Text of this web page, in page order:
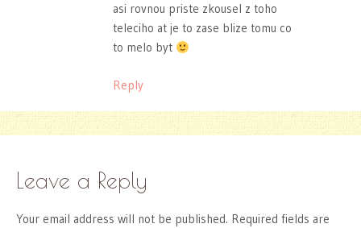
asi rovnou priste zkousel z toho
teleciho at je to zase blize tomu co
to melo byt
Reply
Leave a Reply
Your email address will not be published. Required fields are